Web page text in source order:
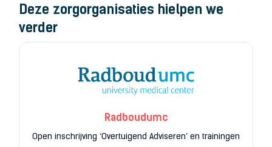
Deze zorgorganisaties hielpen we
verder
Radboudumc
Open inschrijving ‘Overtuigend Adviseren’ en trainingen